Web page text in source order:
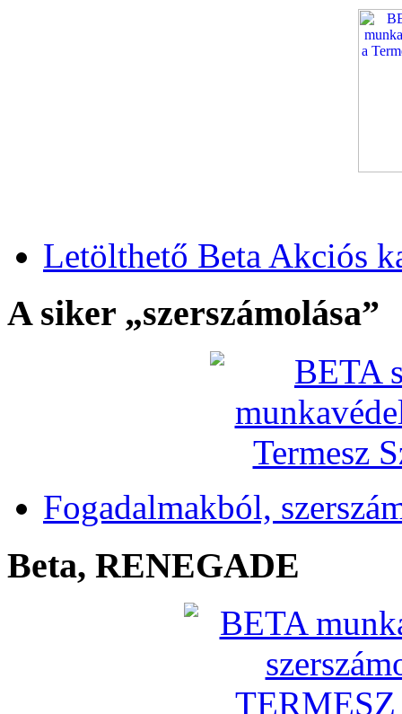
Letölthető Beta Akciós
A siker „szerszámolása”
Fogadalmakból,
Beta, RENEGADE